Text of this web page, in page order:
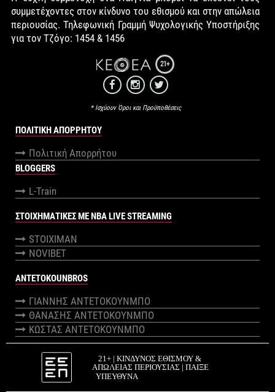
συμμετέχοντες στον κίνδυνο του εθισμού και στην απώλεια
περιουσίας. Τηλεφωνική Γραμμή Ψυχολογικής Υποστήριξης
για τον Τζόγο: 1454 & 1456
21+
* Ισχύουν Όροι και Προϋποθέσεις
ΠΟΛΙΤΙΚΉ ΑΠΟΡΡΉΤΟΥ
Πολιτική Απορρήτου
BLOGGERS
L-Train
ΣΤΟΙΧΗΜΑΤΙΚΕΣ ΜΕ NBA LIVE STREAMING
STOIXIMAN
NOVIBET
ANTETOKOUNBROS
ΓΙΑΝΝΗΣ ΑΝΤΕΤΟΚΟΥΝΜΠΟ
ΘΑΝΑΣΗΣ ΑΝΤΕΤΟΚΟΥΝΜΠΟ
ΚΩΣΤΑΣ ΑΝΤΕΤΟΚΟΥΝΜΠΟ